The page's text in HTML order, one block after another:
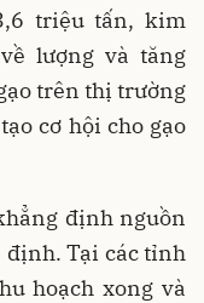
triệu tấn, kim
lượng và tăng
trên thị trường
cơ hội cho gạo
định nguồn
định. Tại các tỉnh
hoạch xong và